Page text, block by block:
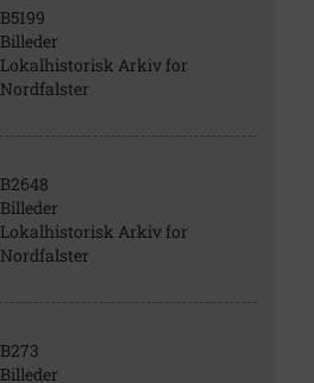
B5199
Billeder
Lokalhistorisk Arkiv for
Nordfalster
B2648
Billeder
Lokalhistorisk Arkiv for
Nordfalster
B273
Billeder